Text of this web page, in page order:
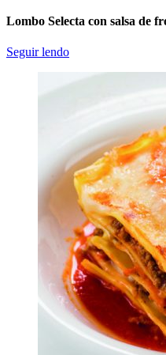
Lombo Selecta con salsa de
Seguir lendo